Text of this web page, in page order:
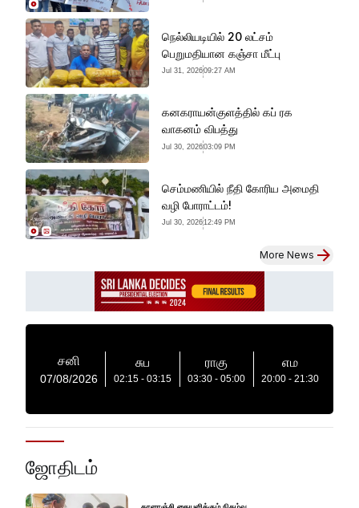
நெல்லியடியில் 20 லட்சம்
பெறுமதியான கஞ்சா மீட்பு
Jul 31, 202609:27 AM
கனகராயன்குளத்தில் கப் ரக
வாகனம் விபத்து
Jul 30, 202603:09 PM
செம்மணியில் நீதி கோரிய அமைதி
வழி போராட்டம்!
Jul 30, 202612:49 PM
More News
சனி
07/08/2026
சுப
02:15- 03:15
ராகு
03:30 -05:00
எம
20:00 -21:30
ஜோதிடம்